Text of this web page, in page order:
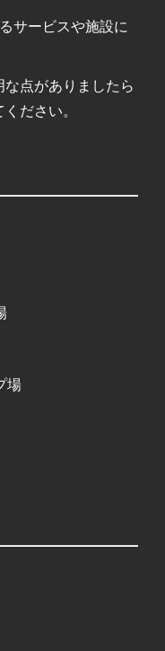
サービスや施設に
点がありましたら
ださい。
場